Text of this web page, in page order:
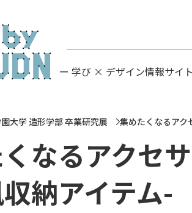
ー 学び × デザイン情報サイ
大学 造形学部 卒業研究展 集めたくなるアク
なるアクセ
納アイテム-